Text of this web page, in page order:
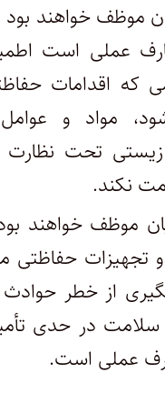
موظف خواهند
عملی است
که اقدامات
مواد و
تحت نظارت
نکند.
موظف خواهند
و تجهیزات حفاظتی
از خطر حوادث
سلامت در حدی
عملی است.